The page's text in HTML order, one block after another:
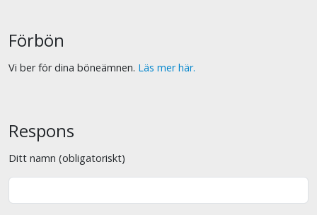
Förbön
Vi ber för dina böneämnen. Läs mer här.
Respons
Ditt namn (obligatoriskt)